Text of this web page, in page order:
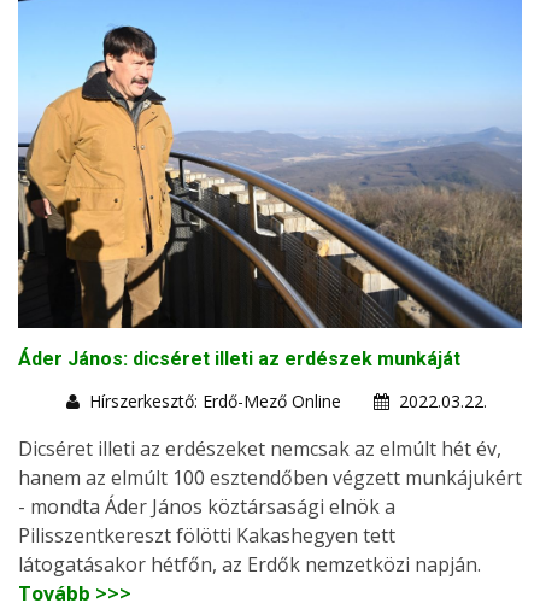
Áder János: dicséret illeti az erdészek munkáját
Hírszerkesztő: Erdő-Mező Online
2022.03.22.
Dicséret illeti az erdészeket nemcsak az elmúlt hét év,
hanem az elmúlt 100 esztendőben végzett munkájukért
- mondta Áder János köztársasági elnök a
Pilisszentkereszt fölötti Kakashegyen tett
látogatásakor hétfőn, az Erdők nemzetközi napján.
Tovább >>>